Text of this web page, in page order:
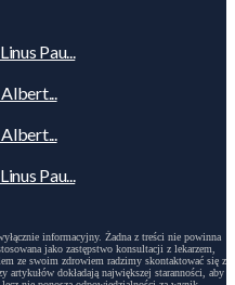
Pau...
Pau...
informacyjny. Żadna z treści nie powinna
jako zastępstwo konsultacji z lekarzem,
ze swoim zdrowiem radzimy skontaktować się z
dokładają największej staranności, aby